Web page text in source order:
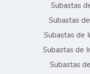
Subastas
Subastas
Subastas de
Subastas de
Subastas